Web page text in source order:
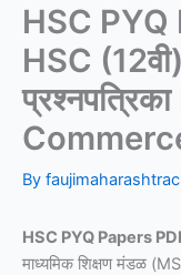
HSC
HSC (12वी)
By
HSC PYQ Papers
माध्यमिक शिक्षण मंडळ